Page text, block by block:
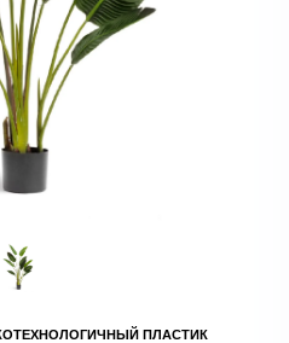
ПЛАСТИК